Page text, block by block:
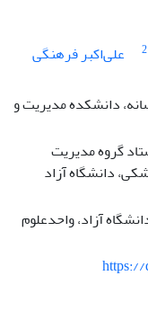
2 علی‌اکبر فرهنگی
دانشکده مدیریت و
گروه مدیریت
دانشگاه آزاد
آزاد، واحدعلوم
https://